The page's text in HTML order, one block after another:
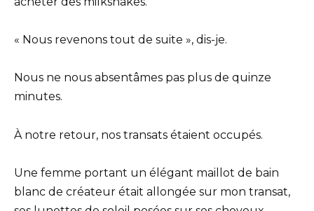
« Nous revenons tout de suite », dis-je.
Nous ne nous absentâmes pas plus de quinze
minutes.
À notre retour, nos transats étaient occupés.
Une femme portant un élégant maillot de bain
blanc de créateur était allongée sur mon transat,